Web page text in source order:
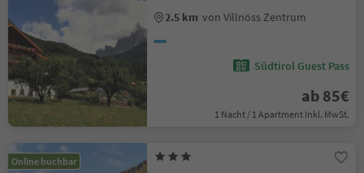
2.5 km von Villnöss Zentrum
Südtirol Guest Pass
ab 85€
1 Nacht / 1 Apartment Inkl. MwSt.
Online buchbar